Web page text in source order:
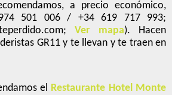
a precio económico,
501 006 / +34 619 717 993;
Ver mapa). Hacen
GR11 y te llevan y te traen en
el
Restaurante Hotel Monte